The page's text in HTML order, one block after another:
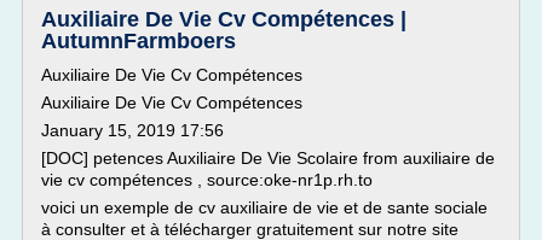
Auxiliaire De Vie Cv Compétences |
AutumnFarmboers
Auxiliaire De Vie Cv Compétences
Auxiliaire De Vie Cv Compétences
January 15, 2019 17:56
[DOC] petences Auxiliaire De Vie Scolaire from auxiliaire de
vie cv compétences , source:oke-nr1p.rh.to
voici un exemple de cv auxiliaire de vie et de sante sociale
à consulter et à télécharger gratuitement sur notre site